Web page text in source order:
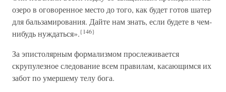
озеро в оговоренное место до того, как будет готов шатер
для бальзамирования. Дайте нам знать, если будете в чем-
нибудь нуждаться».{146}
За эпистолярным формализмом прослеживается
скрупулезное следование всем правилам, касающимся их
забот по умершему телу бога.